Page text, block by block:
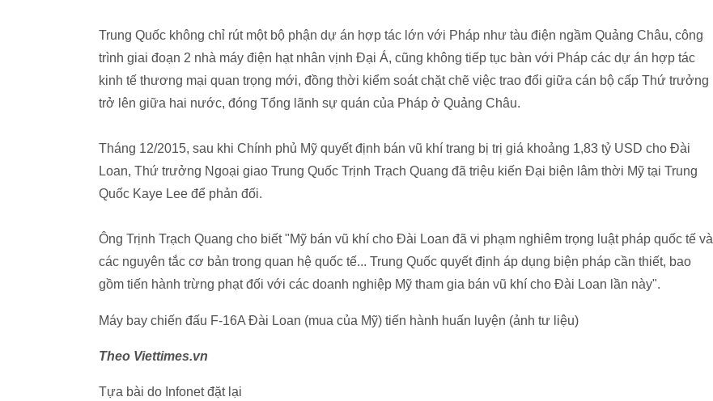
Trung Quốc không chỉ rút một bộ phận dự án hợp tác lớn với Pháp như tàu điện ngầm Quảng Châu, công
trình giai đoạn 2 nhà máy điện hạt nhân vịnh Đại Á, cũng không tiếp tục bàn với Pháp các dự án hợp tác
kinh tế thương mại quan trọng mới, đồng thời kiểm soát chặt chẽ việc trao đổi giữa cán bộ cấp Thứ trưởng
trở lên giữa hai nước, đóng Tổng lãnh sự quán của Pháp ở Quảng Châu.
Tháng 12/2015, sau khi Chính phủ Mỹ quyết định bán vũ khí trang bị trị giá khoảng 1,83 tỷ USD cho Đài
Loan, Thứ trưởng Ngoại giao Trung Quốc Trịnh Trạch Quang đã triệu kiến Đại biện lâm thời Mỹ tại Trung
Quốc Kaye Lee để phản đối.
Ông Trịnh Trạch Quang cho biết "Mỹ bán vũ khí cho Đài Loan đã vi phạm nghiêm trọng luật pháp quốc tế và
các nguyên tắc cơ bản trong quan hệ quốc tế... Trung Quốc quyết định áp dụng biện pháp cần thiết, bao
gồm tiến hành trừng phạt đối với các doanh nghiệp Mỹ tham gia bán vũ khí cho Đài Loan lần này".
Máy bay chiến đấu F-16A Đài Loan (mua của Mỹ) tiến hành huấn luyện (ảnh tư liệu)
Theo Viettimes.vn
Tựa bài do Infonet đặt lại